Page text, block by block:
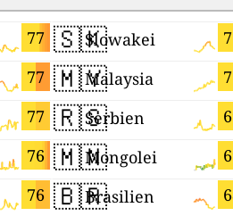
77
77
77
76
76
🇸🇰Slowakei
🇲🇾Malaysia
🇷🇸Serbien
🇲🇳Mongolei
🇧🇷Brasilien